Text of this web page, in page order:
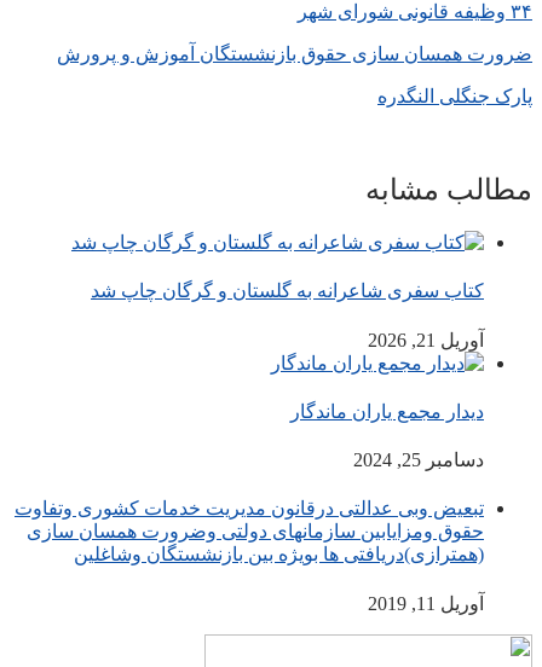
۳۴ وظیفه قانونی شورای شهر
ضرورت همسان سازی حقوق بازنشستگان آموزش و پرورش
پارک جنگلی النگدره
مطالب مشابه
کتاب سفری شاعرانه به گلستان و گرگان چاپ شد
آوریل 21, 2026
دیدار مجمع یاران ماندگار
دسامبر 25, 2024
تبعیض وبی عدالتی درقانون مدیریت خدمات کشوری وتفاوت
حقوق ومزایابین سازمانهای دولتی وضرورت همسان سازی
(همترازی)دریافتی ها بویژه بین بازنشستگان وشاغلین
آوریل 11, 2019